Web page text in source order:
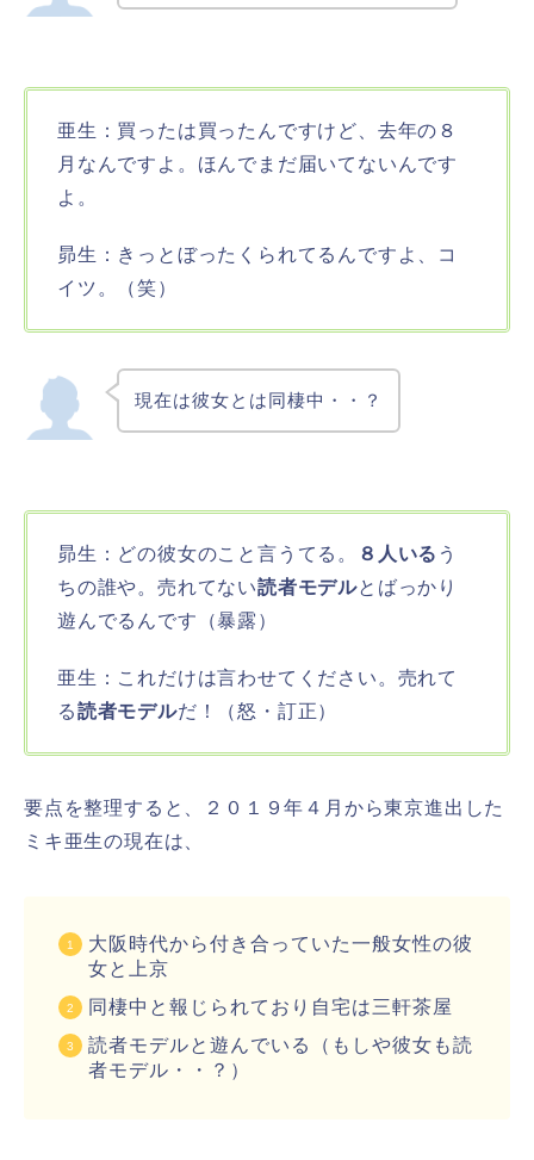
亜生：買ったは買ったんですけど、去年の８
月なんですよ。ほんでまだ届いてないんです
よ。
昴生：きっとぼったくられてるんですよ、コ
イツ。（笑）
現在は彼女とは同棲中・・？
昴生：どの彼女のこと言うてる。 ８人いる う
ちの誰や。売れてない読者モデルとばっかり
遊んでるんです（暴露）
亜生：これだけは言わせてください。売れて
る読者モデルだ！（怒・訂正）
要点を整理すると、２０１９年４月から東京進出した
ミキ亜生の現在は、
大阪時代から付き合っていた一般女性の彼
女と上京
同棲中と報じられており自宅は三軒茶屋
読者モデルと遊んでいる（もしや彼女も読
者モデル・・？）